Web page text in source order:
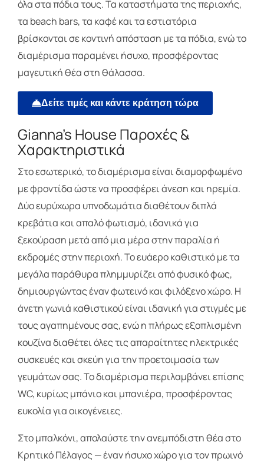
όλα στα πόδια τους. Τα καταστήματα της περιοχής,
τα beach bars, τα καφέ και τα εστιατόρια
βρίσκονται σε κοντινή απόσταση με τα πόδια, ενώ το
διαμέρισμα παραμένει ήσυχο, προσφέροντας
μαγευτική θέα στη θάλασσα.
Δείτε τιμές και κάντε κράτηση τώρα
Gianna’s House Παροχές &
Χαρακτηριστικά
Στο εσωτερικό, το διαμέρισμα είναι διαμορφωμένο
με φροντίδα ώστε να προσφέρει άνεση και ηρεμία.
Δύο ευρύχωρα υπνοδωμάτια διαθέτουν διπλά
κρεβάτια και απαλό φωτισμό, ιδανικά για
ξεκούραση μετά από μια μέρα στην παραλία ή
εκδρομές στην περιοχή. Το ευάερο καθιστικό με τα
μεγάλα παράθυρα πλημμυρίζει από φυσικό φως,
δημιουργώντας έναν φωτεινό και φιλόξενο χώρο. Η
άνετη γωνιά καθιστικού είναι ιδανική για στιγμές με
τους αγαπημένους σας, ενώ η πλήρως εξοπλισμένη
κουζίνα διαθέτει όλες τις απαραίτητες ηλεκτρικές
συσκευές και σκεύη για την προετοιμασία των
γευμάτων σας. Το διαμέρισμα περιλαμβάνει επίσης
WC, κυρίως μπάνιο και μπανιέρα, προσφέροντας
ευκολία για οικογένειες.
Στο μπαλκόνι, απολαύστε την ανεμπόδιστη θέα στο
Κρητικό Πέλαγος — έναν ήσυχο χώρο για τον πρωινό